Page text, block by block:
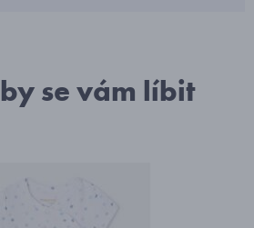
se vám líbit